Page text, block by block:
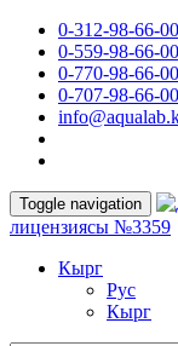
0-312-98-66-00
0-559-98-66-00
0-770-98-66-00
0-707-98-66-00
Toggle navigation
лицензиясы №3359
Кырг
Руc
Кырг